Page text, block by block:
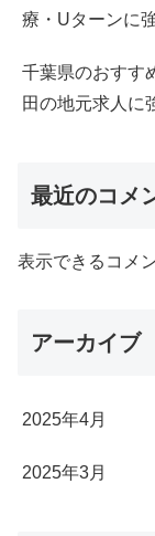
療・Uターンに
千葉県のおすす
田の地元求人に
最近のコメ
表示できるコメ
アーカイブ
2025年4月
2025年3月